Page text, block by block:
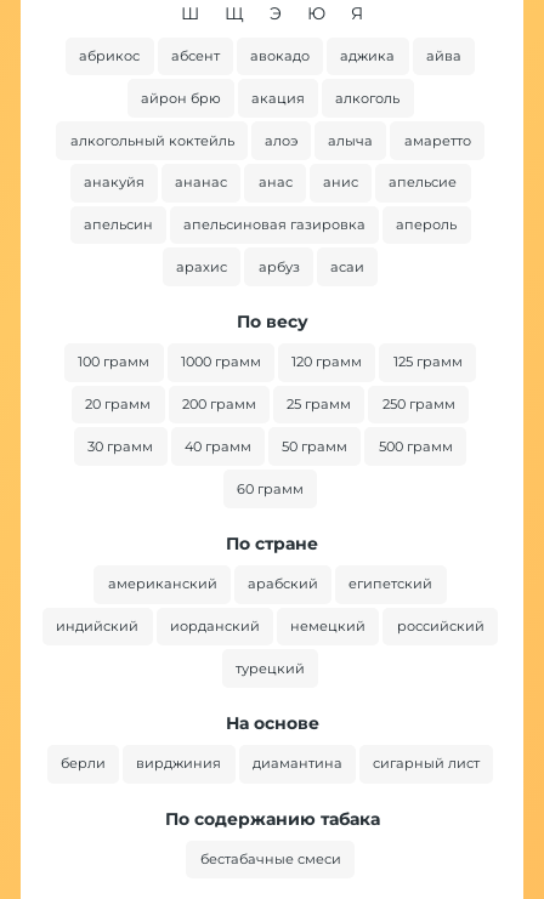
Ш Щ Э Ю Я
абрикос абсент авокадо аджика айва
айрон брю акация алкоголь
алкогольный коктейль алоэ алыча амаретто
анакуйя ананас анас анис апельсие
апельсин апельсиновая газировка апероль
арахис арбуз асаи
По весу
100 грамм 1000 грамм 120 грамм 125 грамм
20 грамм 200 грамм 25 грамм 250 грамм
30 грамм 40 грамм 50 грамм 500 грамм
60 грамм
По стране
американский арабский египетский
индийский иорданский немецкий российский
турецкий
На основе
берли вирджиния диамантина сигарный лист
По содержанию табака
бестабачные смеси